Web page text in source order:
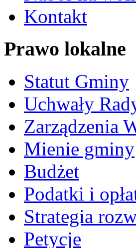
Kontakt
Prawo lokalne
Statut Gminy
Uchwały
Zarządzenia
Mienie gminy
Budżet
Podatki i
Strategia
Petycje